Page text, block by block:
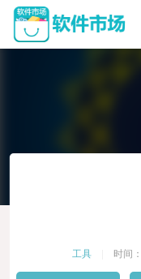
工具 时间